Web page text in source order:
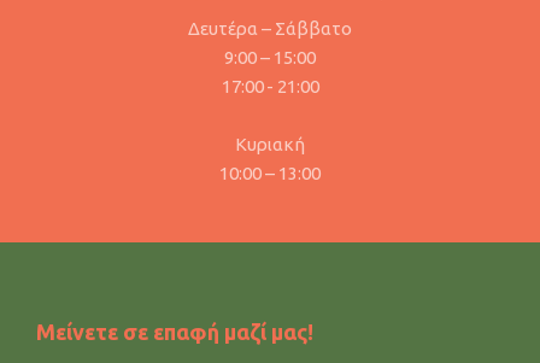
Δευτέρα – Σάββατο
9:00 – 15:00
17:00 - 21:00
Κυριακή
10:00 – 13:00
Μείνετε σε επαφή μαζί μας!